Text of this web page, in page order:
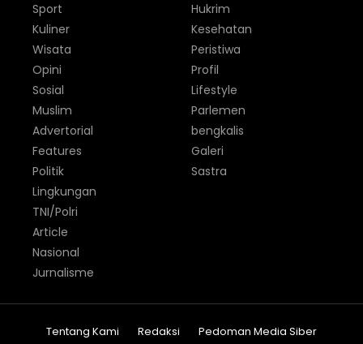
Sport
Kuliner
Wisata
Hukrim
Kesehatan
Peristiwa
Opini
Sosial
Muslim
Advertorial
Features
Politik
Profil
Lifestyle
Parlemen
bengkalis
Galeri
Sastra
Lingkungan
TNI/Polri
Article
Nasional
Jurnalisme
Tentang Kami Redaksi Pedoman Media Siber